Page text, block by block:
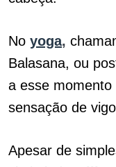
No yoga,
Balasana, ou
a esse
sensação de
Apesar de